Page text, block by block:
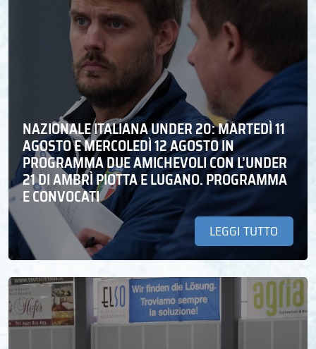
NAZIONALE ITALIANA UNDER 20: MARTEDÌ 11
AGOSTO E MERCOLEDÌ 12 AGOSTO IN
PROGRAMMA DUE AMICHEVOLI CON L’UNDER
21 DI AMBRÌ PIOTTA E LUGANO. PROGRAMMA
E CONVOCATI
LEGGI TUTTO